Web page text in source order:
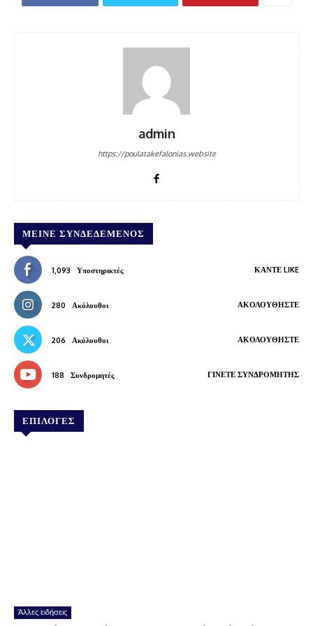
admin
https://poulatakefalonias.website
ΜΕΊΝΕ ΣΥΝΔΕΔΕΜΈΝΟΣ
1,093 Υποστηρικτές ΚΆΝΤΕ LIKE
280 Ακόλουθοι ΑΚΟΛΟΥΘΉΣΤΕ
206 Ακόλουθοι ΑΚΟΛΟΥΘΉΣΤΕ
188 Συνδρομητές ΓΊΝΕΤΕ ΣΥΝΔΡΟΜΗΤΉΣ
ΕΠΙΛΟΓΕΣ
Άλλες ειδήσεις